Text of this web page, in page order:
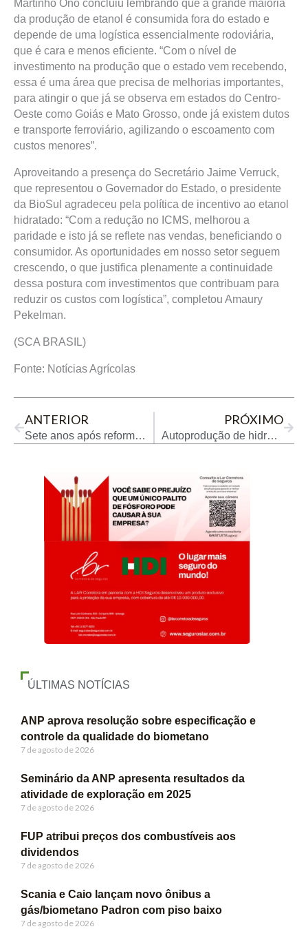
Martinho Ono concluiu lembrando que a grande maioria
da produção de etanol é consumida fora do estado e
depende de uma logística essencialmente rodoviária,
que é cara e menos eficiente. “Com o nível de
investimento na produção que o estado vem recebendo,
essa é uma área que precisa de melhorias importantes,
para atingir o que já se observa em estados do Centro-
Oeste como Goiás e Mato Grosso, onde já existem dutos
e transporte ferroviário, agilizando o escoamento com
custos menores”.
Aproveitando a presença do Secretário Jaime Verruck,
que representou o Governador do Estado, o presidente
da BioSul agradeceu pela política de incentivo ao etanol
hidratado: “Com a redução no ICMS, melhorou a
paridade e isto já se reflete nas vendas, beneficiando o
consumidor. As oportunidades em nosso setor seguem
crescendo, o que justifica plenamente a continuidade
dessa postura com investimentos que contribuam para
reduzir os custos com logística”, completou Amaury
Pekelman.
(SCA BRASIL)
Fonte: Notícias Agrícolas
ANTERIOR
Sete anos após reforma trabalhista, 70% dos informais querem carteira assinada
PRÓXIMO
Autoprodução de hidrogênio verde é modelo mais viável no Brasil, diz CNI
ÚLTIMAS NOTÍCIAS
ANP aprova resolução sobre especificação e
controle da qualidade do biometano
7 de agosto de 2026
Seminário da ANP apresenta resultados da
atividade de exploração em 2025
7 de agosto de 2026
FUP atribui preços dos combustíveis aos
dividendos
7 de agosto de 2026
Scania e Caio lançam novo ônibus a
gás/biometano Padron com piso baixo
7 de agosto de 2026